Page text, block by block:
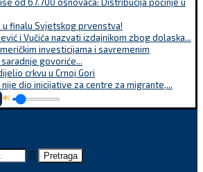
u finalu Svjetskog prvenstva!
i Vučića nazvati izdajnikom zbog dolaska...
investicijama i savremenim
govoriće...
crkvu u Crnoj Gori
nije dio inicijative za centre za migrante,...
🔊
Pretraga